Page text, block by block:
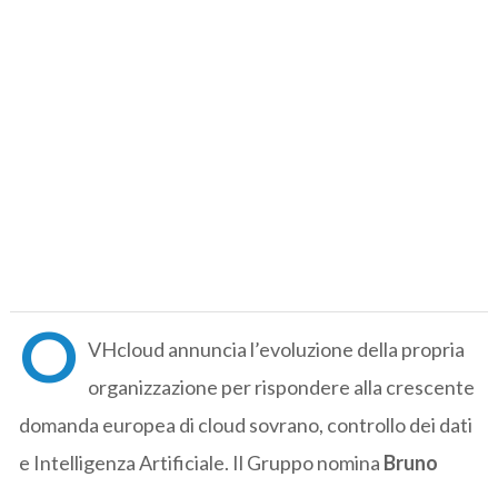
O VHcloud annuncia l’evoluzione della propria
organizzazione per rispondere alla crescente
domanda europea di cloud sovrano, controllo dei dati
e Intelligenza Artificiale. Il Gruppo nomina Bruno